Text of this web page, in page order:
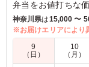
弁当をお値打ちな
に仕上げました。
＜季節の炊き込みご
1月～3月：野沢菜
神奈川県は15,000 〜
※お届けエリアにより
9
（日）
10
（月）